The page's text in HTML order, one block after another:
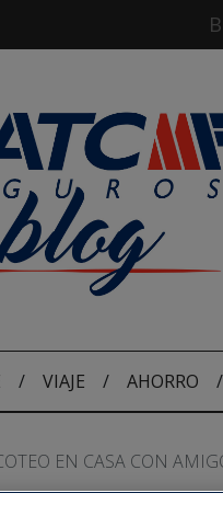
/ VIAJE / AHORRO /
EN CASA CON